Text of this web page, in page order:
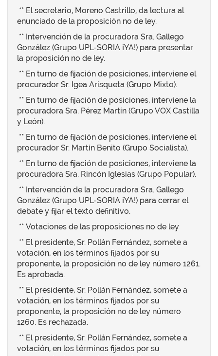
** El secretario, Moreno Castrillo, da lectura al
enunciado de la proposición no de ley.
** Intervención de la procuradora Sra. Gallego
González (Grupo UPL-SORIA ¡YA!) para presentar
la proposición no de ley.
** En turno de fijación de posiciones, interviene el
procurador Sr. Igea Arisqueta (Grupo Mixto).
** En turno de fijación de posiciones, interviene la
procuradora Sra. Pérez Martín (Grupo VOX Castilla
y León).
** En turno de fijación de posiciones, interviene el
procurador Sr. Martín Benito (Grupo Socialista).
** En turno de fijación de posiciones, interviene la
procuradora Sra. Rincón Iglesias (Grupo Popular).
** Intervención de la procuradora Sra. Gallego
González (Grupo UPL-SORIA ¡YA!) para cerrar el
debate y fijar el texto definitivo.
** Votaciones de las proposiciones no de ley
** El presidente, Sr. Pollán Fernández, somete a
votación, en los términos fijados por su
proponente, la proposición no de ley número 1261.
Es aprobada.
** El presidente, Sr. Pollán Fernández, somete a
votación, en los términos fijados por su
proponente, la proposición no de ley número
1260. Es rechazada.
** El presidente, Sr. Pollán Fernández, somete a
votación, en los términos fijados por su